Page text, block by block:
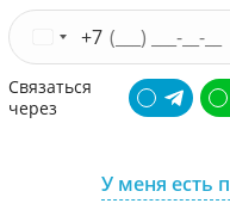
+7
Связаться
через
У меня есть